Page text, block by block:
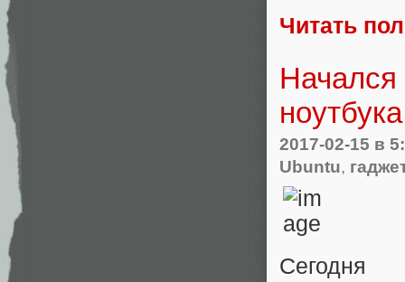
Читать
2017-02-15 в
Ubuntu,